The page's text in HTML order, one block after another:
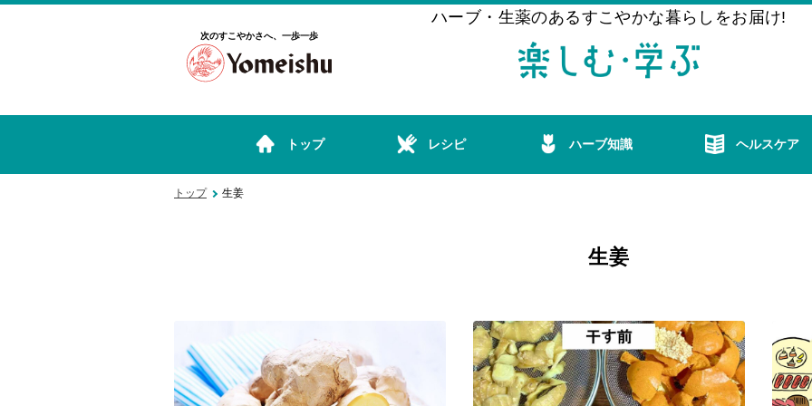
次のすこやかさへ、一歩一歩
ハーブ・生薬のあるすこやかな暮らしをお届け!
トップ レシピ ハーブ知識 ヘルスケア
トップ 生姜
生姜